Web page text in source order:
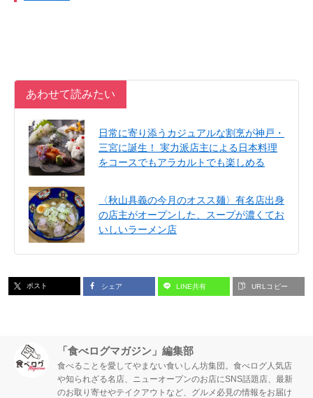
あわせて読みたい
日常に寄り添うカジュアルな割烹が神戸・
三宮に誕生！ 実力派店主による日本料理
をコースでもアラカルトでも楽しめる
〈秋山具義の今月のオスス麺〉有名店出身
の店主がオープンした、スープが濃くてお
いしいラーメン店
ポスト シェア LINE共有 URLコピー
「食べログマガジン」編集部
食べることを愛してやまない食いしん坊集団。食べログ人気店
や知られざる名店、ニューオープンのお店にSNS話題店、最新
のお取り寄せやテイクアウトなど、グルメ必見の情報をお届け